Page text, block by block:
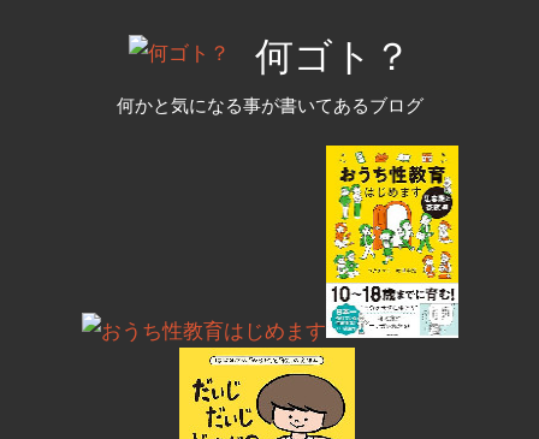
何ゴト？
何かと気になる事が書いてあるブログ